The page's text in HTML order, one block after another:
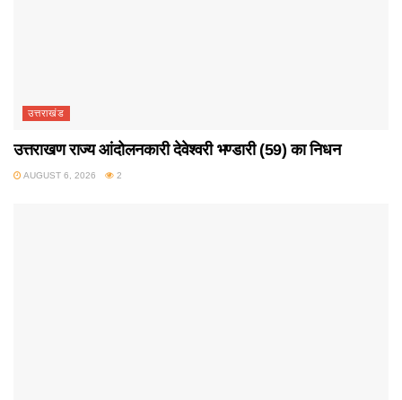
उत्तराखंड
उत्तराखण राज्य आंदोलनकारी देवेश्वरी भण्डारी (59) का निधन
AUGUST 6, 2026 2